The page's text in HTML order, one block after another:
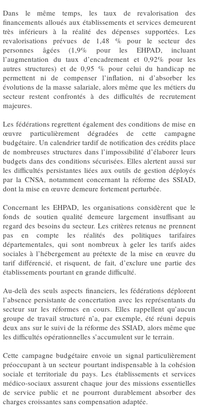
Dans le même temps, les taux de revalorisation des
financements alloués aux établissements et services demeurent
très inférieurs à la réalité des dépenses supportées. Les
revalorisations prévues de 1,48 % pour le secteur des
personnes âgées (1,9% pour les EHPAD, incluant
l’augmentation du taux d’encadrement et 0,92% pour les
autres structures) et de 0,95 % pour celui du handicap ne
permettent ni de compenser l’inflation, ni d’absorber les
évolutions de la masse salariale, alors même que les métiers du
secteur restent confrontés à des difficultés de recrutement
majeures.
Les fédérations regrettent également des conditions de mise en
œuvre particulièrement dégradées de cette campagne
budgétaire. Un calendrier tardif de notification des crédits place
de nombreuses structures dans l’impossibilité d’élaborer leurs
budgets dans des conditions sécurisées. Elles alertent aussi sur
les difficultés persistantes liées aux outils de gestion déployés
par la CNSA, notamment concernant la réforme des SSIAD,
dont la mise en œuvre demeure fortement perturbée.
Concernant les EHPAD, les organisations considèrent que le
fonds de soutien qualité demeure largement insuffisant au
regard des besoins du secteur. Les critères retenus ne prennent
pas en compte les réalités des politiques tarifaires
départementales, qui sont nombreux à geler les tarifs aides
sociales à l’hébergement au prétexte de la mise en œuvre du
tarif différencié, et risquent, de fait, d’exclure une partie des
établissements pourtant en grande difficulté.
Au-delà des seuls aspects financiers, les fédérations déplorent
l’absence persistante de concertation avec les représentants du
secteur sur les réformes en cours. Elles rappellent qu’aucun
groupe de travail structuré n’a, par exemple, été réuni depuis
deux ans sur le suivi de la réforme des SSIAD, alors même que
les difficultés opérationnelles s’accumulent sur le terrain.
Cette campagne budgétaire envoie un signal particulièrement
préoccupant à un secteur pourtant indispensable à la cohésion
sociale et territoriale du pays. Les établissements et services
médico-sociaux assurent chaque jour des missions essentielles
de service public et ne pourront durablement absorber des
charges croissantes sans compensation adaptée.